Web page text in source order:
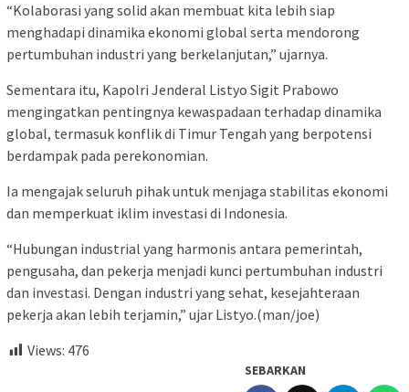
“Kolaborasi yang solid akan membuat kita lebih siap
menghadapi dinamika ekonomi global serta mendorong
pertumbuhan industri yang berkelanjutan,” ujarnya.
Sementara itu, Kapolri Jenderal Listyo Sigit Prabowo
mengingatkan pentingnya kewaspadaan terhadap dinamika
global, termasuk konflik di Timur Tengah yang berpotensi
berdampak pada perekonomian.
Ia mengajak seluruh pihak untuk menjaga stabilitas ekonomi
dan memperkuat iklim investasi di Indonesia.
“Hubungan industrial yang harmonis antara pemerintah,
pengusaha, dan pekerja menjadi kunci pertumbuhan industri
dan investasi. Dengan industri yang sehat, kesejahteraan
pekerja akan lebih terjamin,” ujar Listyo.(man/joe)
Views: 476
SEBARKAN